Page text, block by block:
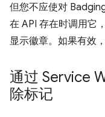
但您不应使对
在 API 存在时调用它
显示徽章。如果有效
通过 Service
除标记